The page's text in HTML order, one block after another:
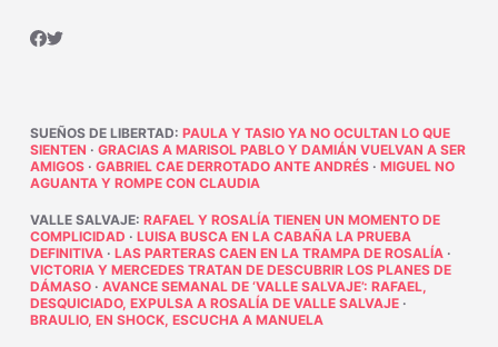
SUEÑOS DE LIBERTAD: PAULA Y TASIO YA NO OCULTAN LO QUE
SIENTEN · GRACIAS A MARISOL PABLO Y DAMIÁN VUELVAN A SER
AMIGOS· GABRIEL CAE DERROTADO ANTE ANDRÉS· MIGUEL NO
AGUANTA Y ROMPE CON CLAUDIA
VALLE SALVAJE: RAFAEL Y ROSALÍA TIENEN UN MOMENTO DE
COMPLICIDAD · LUISA BUSCA EN LA CABAÑA LA PRUEBA
DEFINITIVA· LAS PARTERAS CAEN EN LA TRAMPA DE ROSALÍA·
VICTORIA Y MERCEDES TRATAN DE DESCUBRIR LOS PLANES DE
DÁMASO· AVANCE SEMANAL DE ‘VALLE SALVAJE’: RAFAEL,
DESQUICIADO, EXPULSA A ROSALÍA DE VALLE SALVAJE·
BRAULIO, EN SHOCK, ESCUCHA A MANUELA